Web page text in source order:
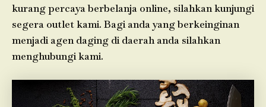
kurang percaya berbelanja online, silahkan kunjungi
segera outlet kami. Bagi anda yang berkeinginan
menjadi agen daging di daerah anda silahkan
menghubungi kami.